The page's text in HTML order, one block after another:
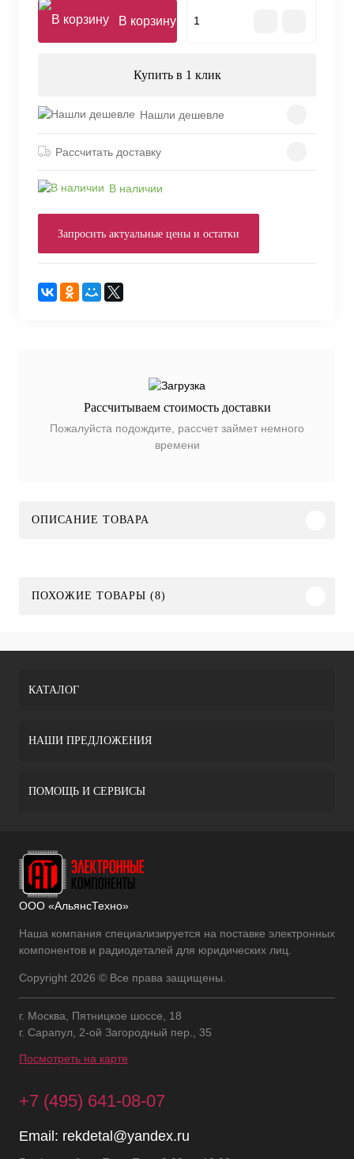
В корзину
Купить в 1 клик
Нашли дешевле
Рассчитать доставку
В наличии
Запросить актуальные цены и остатки
Рассчитываем стоимость доставки
Пожалуйста подождите, рассчет займет немного
времени
ОПИСАНИЕ ТОВАРА
ПОХОЖИЕ ТОВАРЫ (8)
КАТАЛОГ
НАШИ ПРЕДЛОЖЕНИЯ
ПОМОЩЬ И СЕРВИСЫ
ООО «АльянсТехно»
Наша компания специализируется на поставке электронных
компонентов и радиодеталей для юридических лиц.
Copyright 2026 © Все права защищены.
г. Москва, Пятницкое шоссе, 18
г. Сарапул, 2-ой Загородный пер., 35
Посмотреть на карте
+7 (495) 641-08-07
Email: rekdetal@yandex.ru